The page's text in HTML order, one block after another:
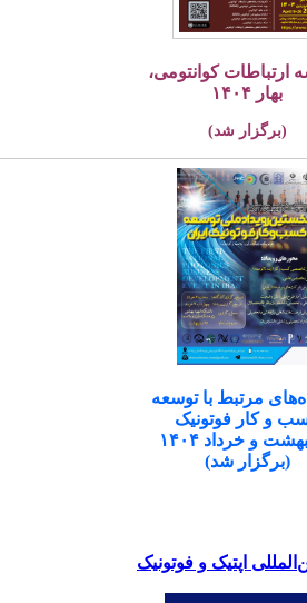
کوانتومی،
بهار ۱۴۰۴
(برگزار شد)
مرتبط با توسعه
و کار فوتونیک
و خرداد ۱۴۰۴
(برگزار شد)
اپتیک و فوتونیک